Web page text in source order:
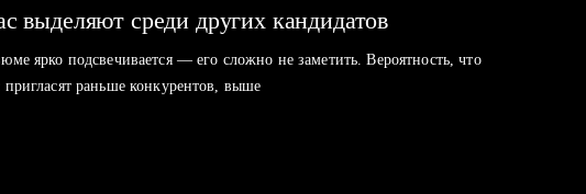
выделяют среди других кандидатов
ярко подсвечивается — его сложно не заметить. Вероятность, что
пригласят раньше конкурентов, выше